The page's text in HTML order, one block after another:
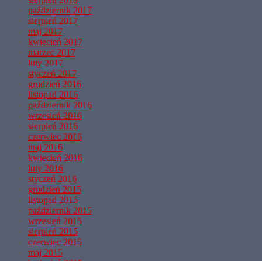
październik 2017
sierpień 2017
maj 2017
kwiecień 2017
marzec 2017
luty 2017
styczeń 2017
grudzień 2016
listopad 2016
październik 2016
wrzesień 2016
sierpień 2016
czerwiec 2016
maj 2016
kwiecień 2016
luty 2016
styczeń 2016
grudzień 2015
listopad 2015
październik 2015
wrzesień 2015
sierpień 2015
czerwiec 2015
maj 2015